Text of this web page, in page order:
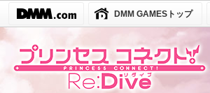
DMM GAMESトップ